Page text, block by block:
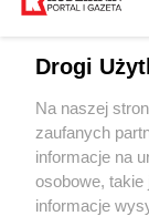
Wydawca
Drogi
Na naszej
zaufanych
informacje na
osobowe, takie
informacje